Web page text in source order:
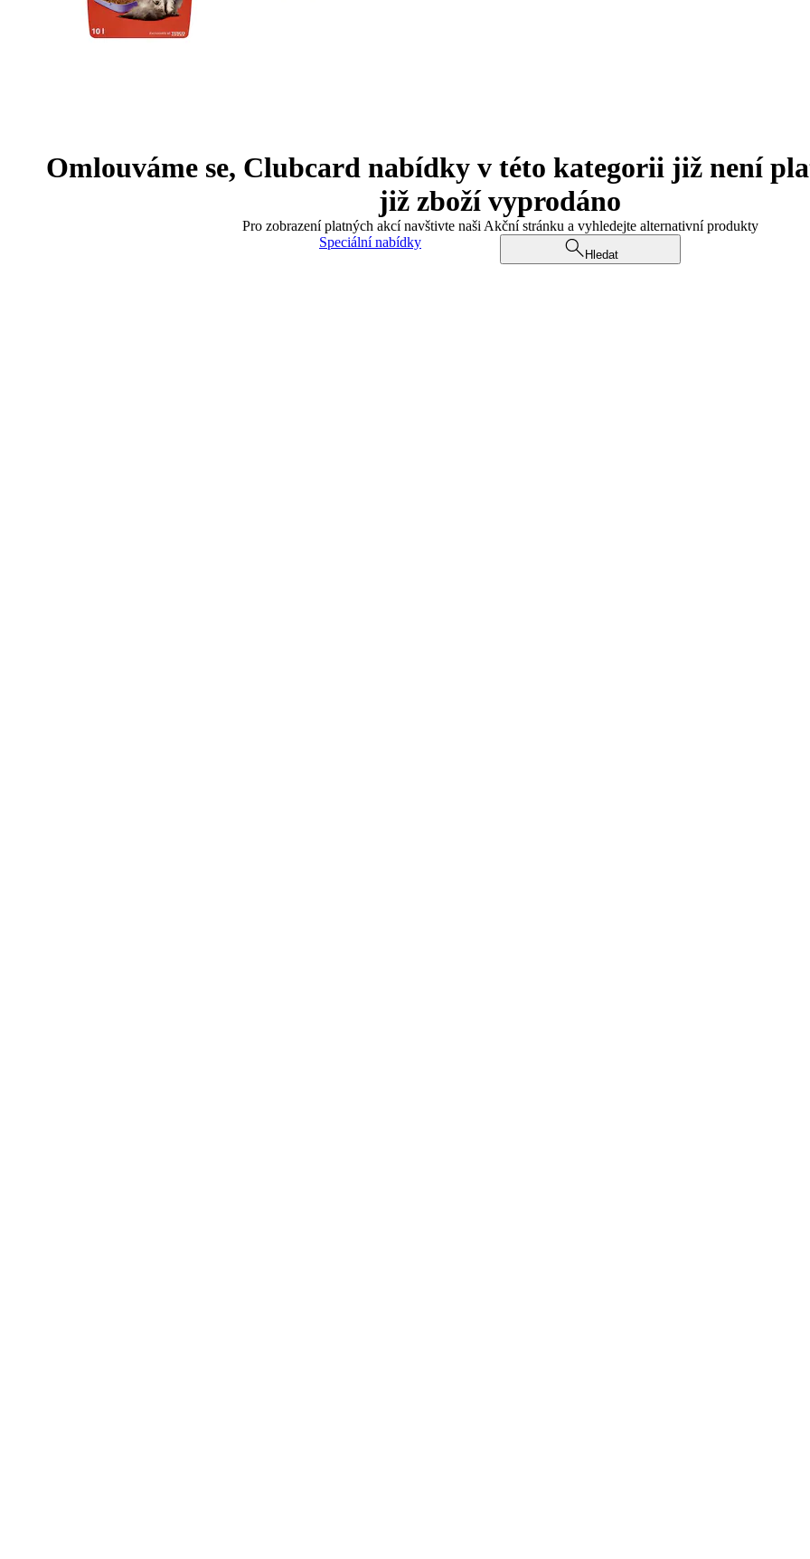
Omlouváme se, Clubcard nabídky v této kategorii již není
již zboží vyprodáno
Pro zobrazení platných akcí navštivte naši Akční stránku a vyhledejte alternativní produkty
Speciální nabídky
Hledat